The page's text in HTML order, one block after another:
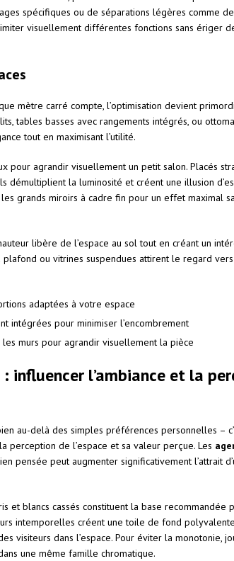
spécifiques ou de séparations légères comme
visuellement différentes fonctions sans ériger
mètre carré compte, l’optimisation devient
tables basses avec rangements intégrés, ou
tout en maximisant l’utilité.
pour agrandir visuellement un petit salon. Placés
démultiplient la luminosité et créent une illusion
grands miroirs à cadre fin pour un effet maximal
libère de l’espace au sol tout en créant un
plafond ou vitrines suspendues attirent le regard
adaptées à votre espace
intégrées pour minimiser l’encombrement
murs pour agrandir visuellement la pièce
influencer l’ambiance et la
au-delà des simples préférences personnelles –
perception de l’espace et sa valeur perçue. Les
pensée peut augmenter significativement l’attrait
et blancs cassés constituent la base recommandée
intemporelles créent une toile de fond polyvalente
visiteurs dans l’espace. Pour éviter la monotonie,
une même famille chromatique.